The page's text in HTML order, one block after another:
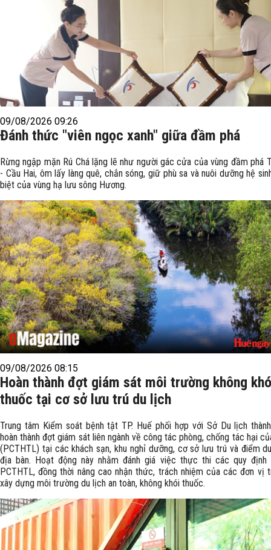
09/08/2026 09:26
Đánh thức "viên ngọc xanh" giữa đầm phá
Rừng ngập mặn Rú Chá lặng lẽ như người gác cửa của vùng đầm phá
- Cầu Hai, ôm lấy làng quê, chắn sóng, giữ phù sa và nuôi dưỡng hệ
biệt của vùng hạ lưu sông Hương.
09/08/2026 08:15
Hoàn thành đợt giám sát môi trường không
thuốc tại cơ sở lưu trú du lịch
Trung tâm Kiểm soát bệnh tật TP. Huế phối hợp với Sở Du lịch
hoàn thành đợt giám sát liên ngành về công tác phòng, chống tác hại
(PCTHTL) tại các khách sạn, khu nghỉ dưỡng, cơ sở lưu trú và điểm
địa bàn. Hoạt động này nhằm đánh giá việc thực thi các quy định
PCTHTL, đồng thời nâng cao nhận thức, trách nhiệm của các đơn vị
xây dựng môi trường du lịch an toàn, không khói thuốc.